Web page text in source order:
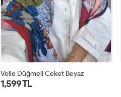
Velle Düğmeli Ceket Beyaz
1,599 TL